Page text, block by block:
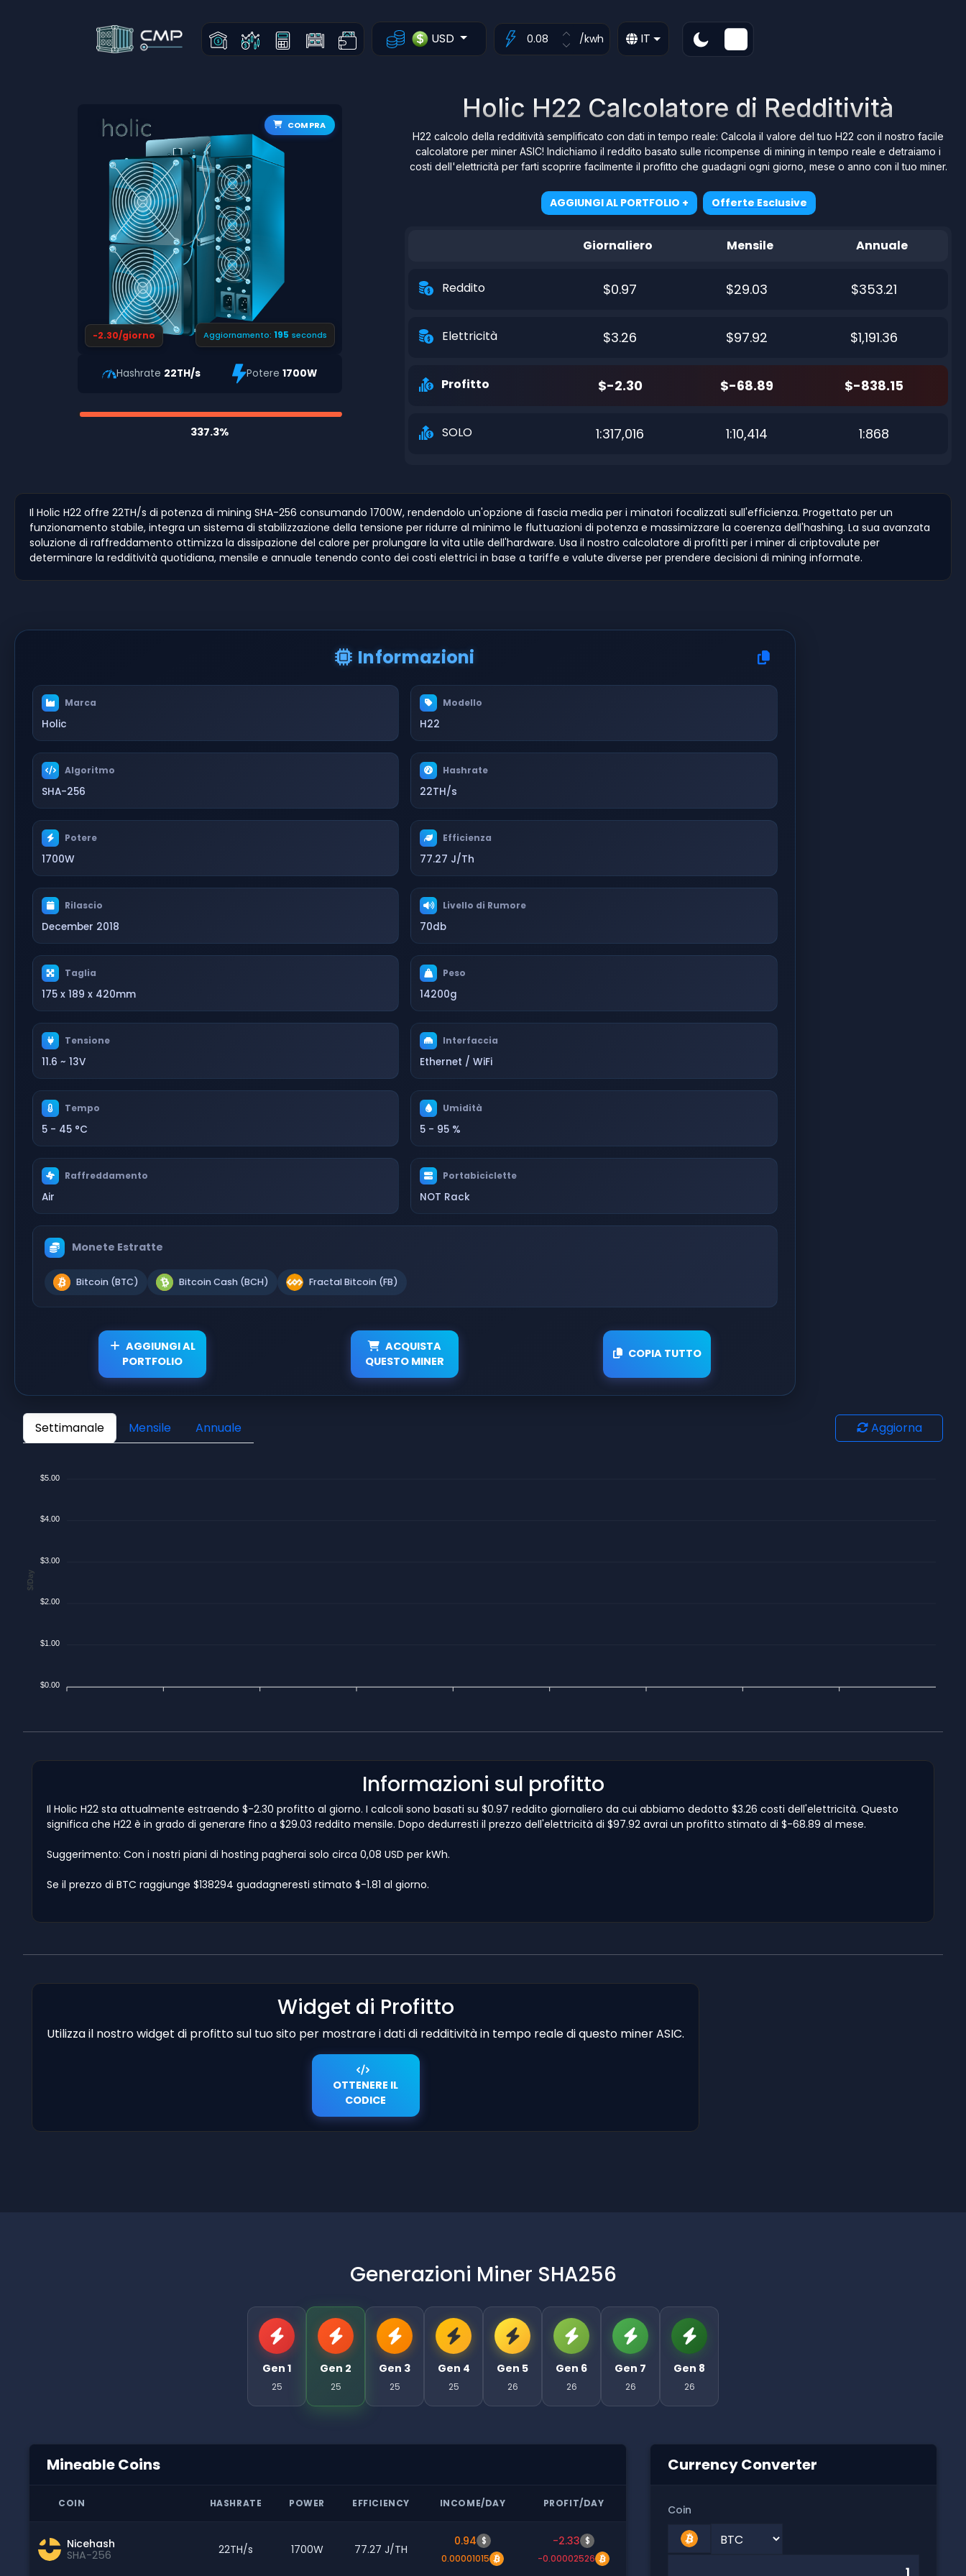
USD /kwh IT
COMPRA
-2.30/giorno Aggiornamento: 194 seconds
Hashrate 22TH/s Potere 1700W
337.3%
Holic H22 Calcolatore di Redditività
H22 calcolo della redditività semplificato con dati in tempo reale: Calcola il valore del tuo H22 con il nostro facile
calcolatore per miner ASIC! Indichiamo il reddito basato sulle ricompense di mining in tempo reale e detraiamo i
costi dell'elettricità per farti scoprire facilmente il profitto che guadagni ogni giorno, mese o anno con il tuo miner.
AGGIUNGI AL PORTFOLIO + Offerte Esclusive
Giornaliero Mensile Annuale
Reddito $0.97 $29.03 $353.21
Elettricità $3.26 $97.92 $1,191.36
Profitto $-2.30 $-68.89 $-838.15
SOLO 1:317,016 1:10,414 1:868
Il Holic H22 offre 22TH/s di potenza di mining SHA-256 consumando 1700W, rendendolo un'opzione di fascia media per i minatori focalizzati sull'efficienza. Progettato per un
funzionamento stabile, integra un sistema di stabilizzazione della tensione per ridurre al minimo le fluttuazioni di potenza e massimizzare la coerenza dell'hashing. La sua avanzata
soluzione di raffreddamento ottimizza la dissipazione del calore per prolungare la vita utile dell'hardware. Usa il nostro calcolatore di profitti per i miner di criptovalute per
determinare la redditività quotidiana, mensile e annuale tenendo conto dei costi elettrici in base a tariffe e valute diverse per prendere decisioni di mining informate.
Informazioni
Marca
Holic
Modello
H22
Algoritmo
SHA-256
Hashrate
22TH/s
Potere
1700W
Efficienza
77.27 J/Th
Rilascio
December 2018
Livello di Rumore
70db
Taglia
175 x 189 x 420mm
Peso
14200g
Tensione
11.6 ~ 13V
Interfaccia
Ethernet / WiFi
Tempo
5 - 45 °C
Umidità
5 - 95 %
Raffreddamento
Air
Portabiciclette
NOT Rack
Monete Estratte
Bitcoin (BTC) Bitcoin Cash (BCH) Fractal Bitcoin (FB)
AGGIUNGI AL
PORTFOLIO
ACQUISTA
QUESTO MINER
COPIA TUTTO
Settimanale Mensile Annuale Aggiorna
$5.00
$4.00
$3.00
$2.00
$1.00
$0.00
$/Day
Informazioni sul profitto
Il Holic H22 sta attualmente estraendo $-2.30 profitto al giorno. I calcoli sono basati su $0.97 reddito giornaliero da cui abbiamo dedotto $3.26 costi dell'elettricità. Questo
significa che H22 è in grado di generare fino a $29.03 reddito mensile. Dopo dedurresti il prezzo dell'elettricità di $97.92 avrai un profitto stimato di $-68.89 al mese.
Suggerimento: Con i nostri piani di hosting pagherai solo circa 0,08 USD per kWh.
Se il prezzo di BTC raggiunge $138294 guadagneresti stimato $-1.81 al giorno.
Widget di Profitto
Utilizza il nostro widget di profitto sul tuo sito per mostrare i dati di redditività in tempo reale di questo miner ASIC.
OTTENERE IL
CODICE
Generazioni Miner SHA256
Gen 1
25
Gen 2
25
Gen 3
25
Gen 4
25
Gen 5
26
Gen 6
26
Gen 7
26
Gen 8
26
Mineable Coins
COIN HASHRATE POWER EFFICIENCY INCOME/DAY PROFIT/DAY
Nicehash
SHA-256
22TH/s 1700W 77.27 J/TH
0.94 $
0.00001015
-2.33 $
-0.00002526
Currency Converter
Coin